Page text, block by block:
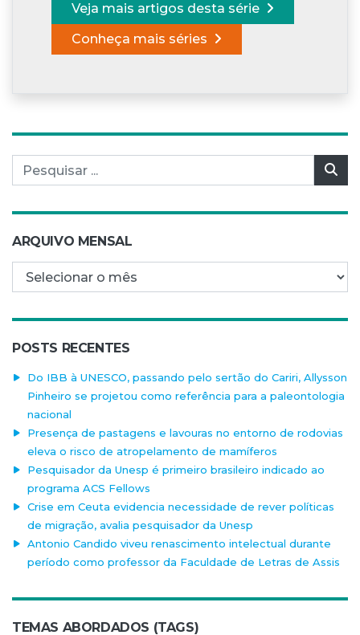
Veja mais artigos desta série
Conheça mais séries
Pesquisar por:
ARQUIVO MENSAL
Arquivo mensal
POSTS RECENTES
Do IBB à UNESCO, passando pelo sertão do Cariri, Allysson
Pinheiro se projetou como referência para a paleontologia
nacional
Presença de pastagens e lavouras no entorno de rodovias
eleva o risco de atropelamento de mamíferos
Pesquisador da Unesp é primeiro brasileiro indicado ao
programa ACS Fellows
Crise em Ceuta evidencia necessidade de rever políticas
de migração, avalia pesquisador da Unesp
Antonio Candido viveu renascimento intelectual durante
período como professor da Faculdade de Letras de Assis
TEMAS ABORDADOS (TAGS)